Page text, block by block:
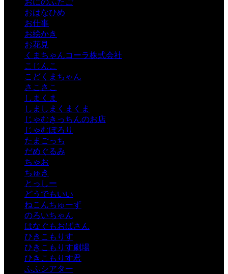
おはなひめ
お仕事
お絵かき
お花見
くまちゃんコーラ株式会社
こじんこ
こどくまちゃん
さこさこ
しまくま
しましまくまくま
じゃむきっちんのお店
じゃむぽろり
たまごっち
だめぐるみ
ちゃお
ちゅき
とっしー
どうでもいい
ねこんちゅーず
のろいちゃん
はなぐもおばさん
ひきこもりす
ひきこもりす劇場
ひきこもりす君
ふふシアター